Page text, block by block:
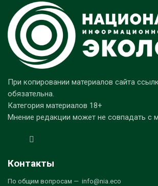
При копировании материалов сайта
обязательна.
Категория материалов 18+
Мнение редакции может не совпадать с
Контакты
По общим вопросам — info@nia.eco